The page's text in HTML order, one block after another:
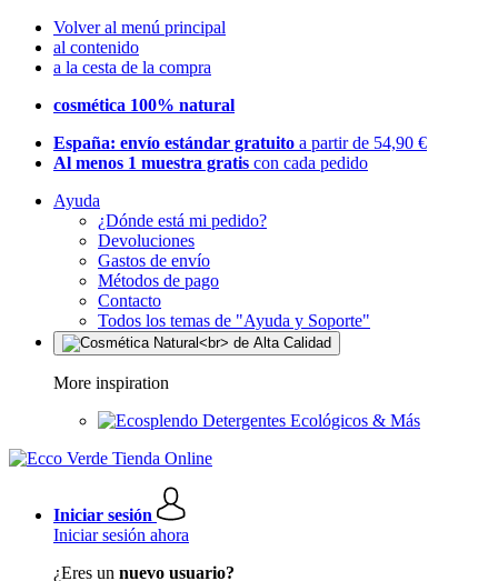
Volver al menú principal
al contenido
a la cesta de la compra
cosmética 100% natural
España: envío estándar gratuito a partir de 54,90 €
Al menos 1 muestra gratis con cada pedido
Ayuda
¿Dónde está mi pedido?
Devoluciones
Gastos de envío
Métodos de pago
Contacto
Todos los temas de "Ayuda y Soporte"
More inspiration
Detergentes Ecológicos & Más
Iniciar sesión
Iniciar sesión ahora
¿Eres un nuevo usuario?